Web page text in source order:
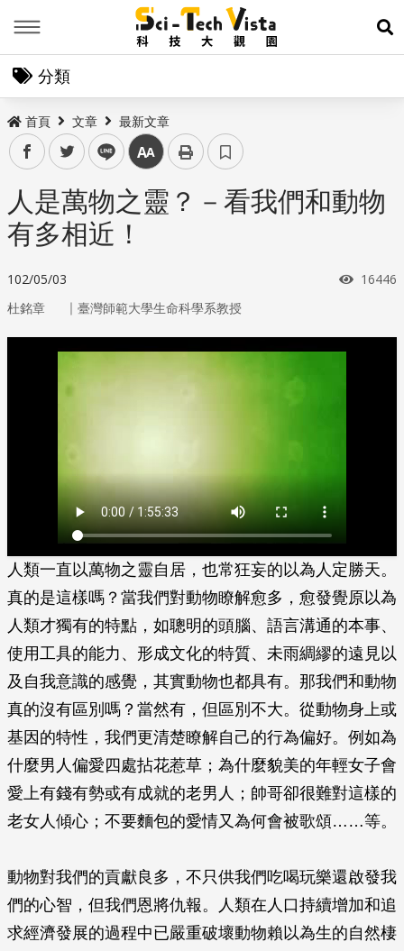
展
分類
首頁 文章 最新文章
facebooktwitter line 中
人是萬物之靈？－看我們和動物
有多相近！
102/05/03 瀏覽次
16446
杜銘章 ｜ 臺灣師範大學生命科學系教授
人類一直以萬物之靈自居，也常狂妄的以為人定勝天。
真的是這樣嗎？當我們對動物瞭解愈多，愈發覺原以為
人類才獨有的特點，如聰明的頭腦、語言溝通的本事、
使用工具的能力、形成文化的特質、未雨綢繆的遠見以
及自我意識的感覺，其實動物也都具有。那我們和動物
真的沒有區別嗎？當然有，但區別不大。從動物身上或
基因的特性，我們更清楚瞭解自己的行為偏好。例如為
什麼男人偏愛四處拈花惹草；為什麼貌美的年輕女子會
愛上有錢有勢或有成就的老男人；帥哥卻很難對這樣的
老女人傾心；不要麵包的愛情又為何會被歌頌……等。
動物對我們的貢獻良多，不只供我們吃喝玩樂還啟發我
們的心智，但我們恩將仇報。人類在人口持續增加和追
求經濟發展的過程中已嚴重破壞動物賴以為生的自然棲